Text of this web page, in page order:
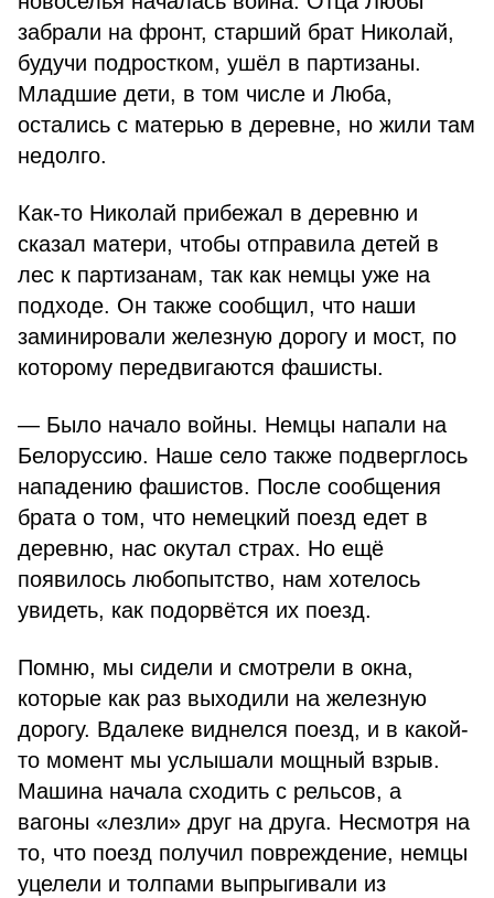
забрали на фронт, старший брат Николай,
будучи подростком, ушёл в партизаны.
Младшие дети, в том числе и Люба,
остались с матерью в деревне, но жили там
недолго.
Как-то Николай прибежал в деревню и
сказал матери, чтобы отправила детей в
лес к партизанам, так как немцы уже на
подходе. Он также сообщил, что наши
заминировали железную дорогу и мост, по
которому передвигаются фашисты.
— Было начало войны. Немцы напали на
Белоруссию. Наше село также подверглось
нападению фашистов. После сообщения
брата о том, что немецкий поезд едет в
деревню, нас окутал страх. Но ещё
появилось любопытство, нам хотелось
увидеть, как подорвётся их поезд.
Помню, мы сидели и смотрели в окна,
которые как раз выходили на железную
дорогу. Вдалеке виднелся поезд, и в какой-
то момент мы услышали мощный взрыв.
Машина начала сходить с рельсов, а
вагоны «лезли» друг на друга. Несмотря на
то, что поезд получил повреждение, немцы
уцелели и толпами выпрыгивали из